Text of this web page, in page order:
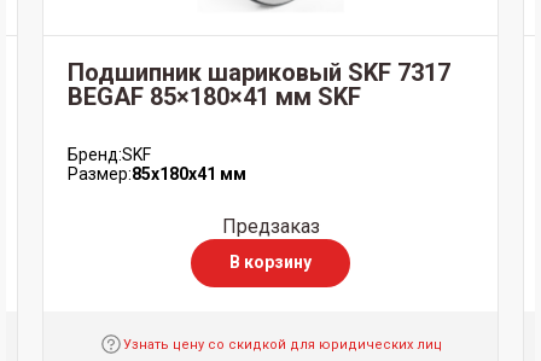
Подшипник шариковый SKF 7317
BEGAF 85×180×41 мм SKF
Бренд:SKF
Размер:85x180x41 мм
Предзаказ
В корзину
Узнать цену со скидкой для юридических лиц